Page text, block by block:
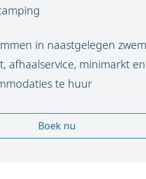
in naastgelegen
afhaalservice, minimarkt
te huur
Boek nu